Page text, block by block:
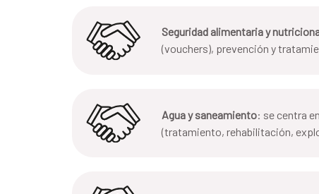
Seguridad alimentaria y
(vouchers), prevención y
Agua y saneamiento: se centra
(tratamiento, rehabilitación,